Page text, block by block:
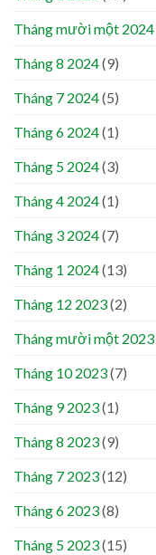
Tháng mười một 2024
Tháng 8 2024(9)
Tháng 7 2024(5)
Tháng 6 2024(1)
Tháng 5 2024(3)
Tháng 4 2024(1)
Tháng 3 2024(7)
Tháng 1 2024(13)
Tháng 12 2023(2)
Tháng mười một 2023
Tháng 10 2023(7)
Tháng 9 2023(1)
Tháng 8 2023(9)
Tháng 7 2023(12)
Tháng 6 2023(8)
Tháng 5 2023(15)